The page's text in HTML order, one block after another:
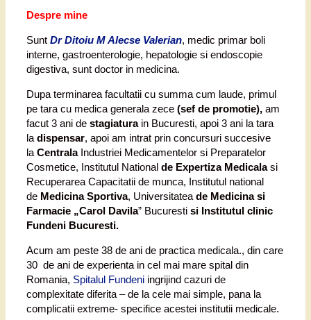
Despre mine
Sunt Dr Ditoiu M Alecse Valerian, medic primar boli
interne, gastroenterologie, hepatologie si endoscopie
digestiva, sunt doctor in medicina.
Dupa terminarea facultatii cu summa cum laude, primul
pe tara cu medica generala zece (sef de promotie), am
facut 3 ani de stagiaturain Bucuresti, apoi 3 ani la tara
la dispensar, apoi am intrat prin concursuri succesive
la CentralaIndustriei Medicamentelor si Preparatelor
Cosmetice, Institutul National de Expertiza Medicalasi
Recuperarea Capacitatii de munca, Institutul national
de Medicina Sportiva, Universitatea de Medicina si
Farmacie „Carol Davila” Bucuresti si Institutul clinic
Fundeni Bucuresti.
Acum am peste 38 de ani de practica medicala., din care
30 de ani de experienta in cel mai mare spital din
Romania, Spitalul Fundeni ingrijind cazuri de
complexitate diferita – de la cele mai simple, pana la
complicatii extreme- specifice acestei institutii medicale.